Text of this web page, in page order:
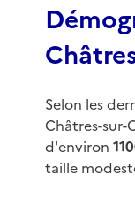
Selon les
Châtres-
d'environ
taille